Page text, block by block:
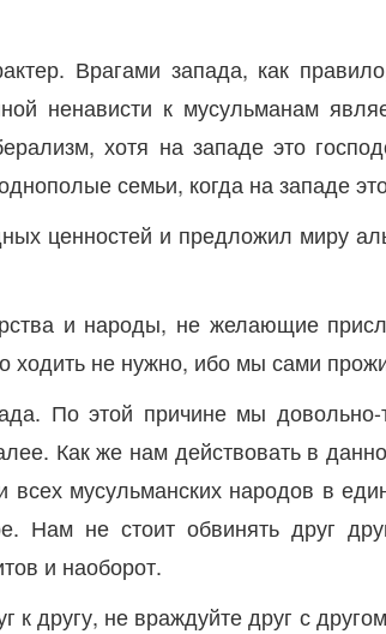
Врагами запада, как
ненависти к мусульманам
хотя на западе это
семьи, когда на западе
ценностей и предложил миру
и народы, не желающие
не нужно, ибо мы сами
По этой причине мы
Как же нам действовать в
мусульманских народов в
не стоит обвинять друг
и наоборот.
другу, не враждуйте друг с